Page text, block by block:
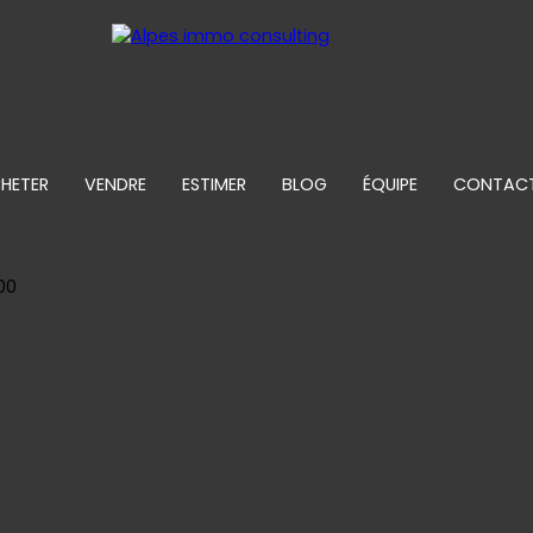
VENDRE ESTIMER BLOG ÉQUIPE